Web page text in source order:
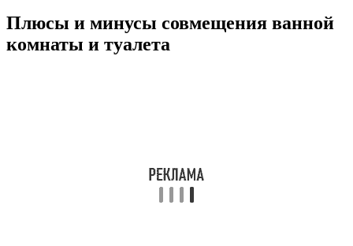
Плюсы и минусы совмещения ванной
комнаты и туалета